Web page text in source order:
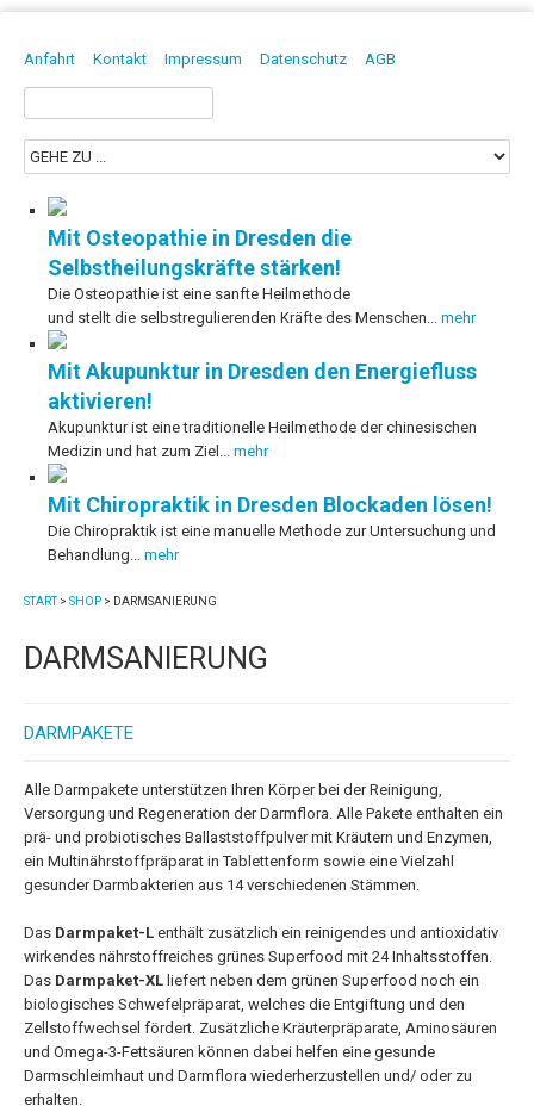
DAVID BORGMANN
HEILPRAKTIKER | PHYSIOTHERAPEUT | OSTEOPATH
Anfahrt Kontakt Impressum Datenschutz
AGB
Suchen
nach:
Mit Osteopathie in Dresden die
Selbstheilungskräfte stärken!
Die Osteopathie ist eine sanfte Heilmethode
und stellt die selbstregulierenden Kräfte des Menschen... mehr
Mit Akupunktur in Dresden den Energiefluss
aktivieren!
Akupunktur ist eine traditionelle Heilmethode der chinesischen
Medizin und hat zum Ziel... mehr
Mit Chiropraktik in Dresden Blockaden lösen!
Die Chiropraktik ist eine manuelle Methode zur Untersuchung und
Behandlung... mehr
START> SHOP > DARMSANIERUNG
DARMSANIERUNG
DARMPAKETE
Alle Darmpakete unterstützen Ihren Körper bei der Reinigung,
Versorgung und Regeneration der Darmflora. Alle Pakete enthalten ein
prä- und probiotisches Ballaststoffpulver mit Kräutern und Enzymen,
ein Multinährstoffpräparat in Tablettenform sowie eine Vielzahl
gesunder Darmbakterien aus 14 verschiedenen Stämmen.
Das Darmpaket-L enthält zusätzlich ein reinigendes und antioxidativ
wirkendes nährstoffreiches grünes Superfood mit 24 Inhaltsstoffen.
Das Darmpaket-XL liefert neben dem grünen Superfood noch ein
biologisches Schwefelpräparat, welches die Entgiftung und den
Zellstoffwechsel fördert. Zusätzliche Kräuterpräparate, Aminosäuren
und Omega-3-Fettsäuren können dabei helfen eine gesunde
Darmschleimhaut und Darmflora wiederherzustellen und/ oder zu
erhalten.